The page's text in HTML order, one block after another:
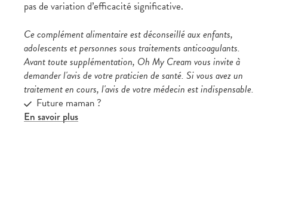
pas de variation d’efficacité significative.
Ce complément alimentaire est déconseillé aux enfants,
adolescents et personnes sous traitements anticoagulants.
Avant toute supplémentation, Oh My Cream vous invite à
demander l'avis de votre praticien de santé. Si vous avez un
traitement en cours, l'avis de votre médecin est indispensable.
Future maman ?
En savoir plus